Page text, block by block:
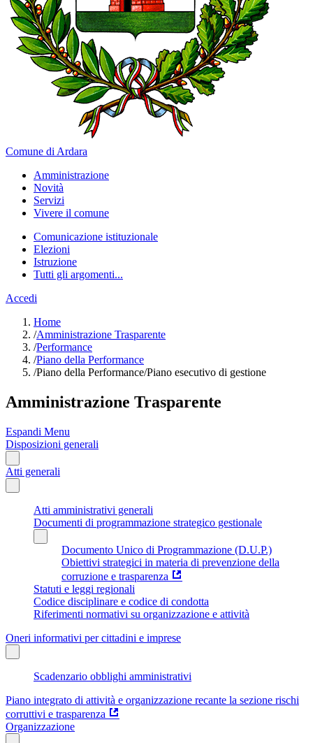
Comune di Ardara
Amministrazione
Novità
Servizi
Vivere il comune
Comunicazione istituzionale
Elezioni
Istruzione
Tutti gli argomenti...
Accedi
Home
/Amministrazione Trasparente
/Performance
/Piano della Performance
/Piano della Performance/Piano esecutivo di gestione
Amministrazione Trasparente
Espandi Menu
Disposizioni generali
Atti generali
Atti amministrativi generali
Documenti di programmazione strategico gestionale
Documento Unico di Programmazione (D.U.P.)
Obiettivi strategici in materia di prevenzione della
corruzione e trasparenza
Statuti e leggi regionali
Codice disciplinare e codice di condotta
Riferimenti normativi su organizzazione e attività
Oneri informativi per cittadini e imprese
Scadenzario obblighi amministrativi
Piano integrato di attività e organizzazione recante la sezione rischi
corruttivi e trasparenza
Organizzazione